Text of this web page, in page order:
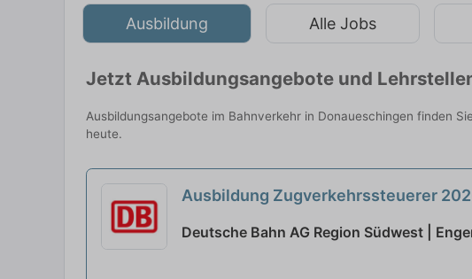
Ausbildung Alle Jobs
Jetzt Ausbildungsangebote und
Ausbildungsangebote im Bahnverkehr in Donaueschingen finden
heute.
Ausbildung Zugverkehrssteuerer
Deutsche Bahn AG Region Südwest |